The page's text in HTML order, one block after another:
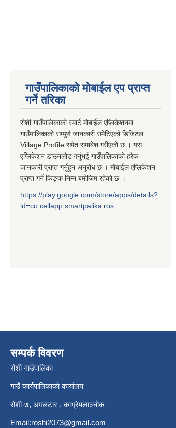
गाउँपालिकाको मोबाईल एप प्राप्त
गर्ने तरिका
रोशी गाउँपालिकाको स्मार्ट मोबाईल एप्लिकेशनमा
गाउँपालिकाको सम्पुर्ण जानकारी समेटिएको डिजिटल
Village Profile समेत समाबेश गरीएको छ । यस
एप्लिकेशन डाउनलोड गर्नुभई गाउँपालिकाको हरेक
जानकारी प्राप्त गर्नुहुन अनुरोध छ । मोबाईल एप्लिकेशन
प्राप्त गर्ने किङ्क निम्न बमोजिम रहेको छ ।
https://play.google.com/store/apps/details?
id=co.cellapp.smartpalika.ros...
सम्पर्क विवरण
रोशी गाउँपालिका
गाउँ कार्यपालिकाको कार्यालय
रोशी-७, अमलटार , काभ्रेपलाञ्चोक
Email:roshi2073@gmail.com